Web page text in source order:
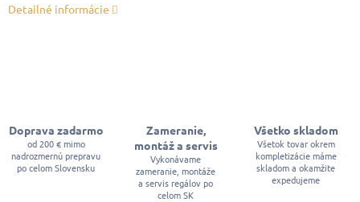
Detailné informácie
Doprava zadarmo
od 200 € mimo
nadrozmernú prepravu
po celom Slovensku
Zameranie,
montáž a servis
Vykonávame
zameranie, montáže
a servis regálov po
celom SK
Všetko skladom
Všetok tovar okrem
kompletizácie máme
skladom a okamžite
expedujeme